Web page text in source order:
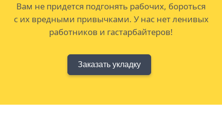
Вам не придется подгонять рабочих, бороться
с их вредными привычками. У нас нет ленивых
работников и гастарбайтеров!
Заказать укладку